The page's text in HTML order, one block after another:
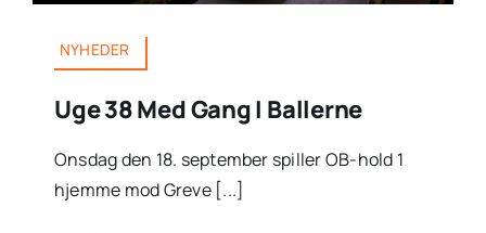
NYHEDER
Uge 38 Med Gang I Ballerne
Onsdag den 18. september spiller OB-hold 1
hjemme mod Greve [...]